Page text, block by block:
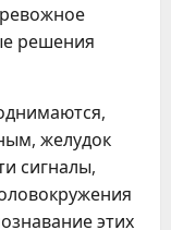
решения
желудок
сигналы,
этих